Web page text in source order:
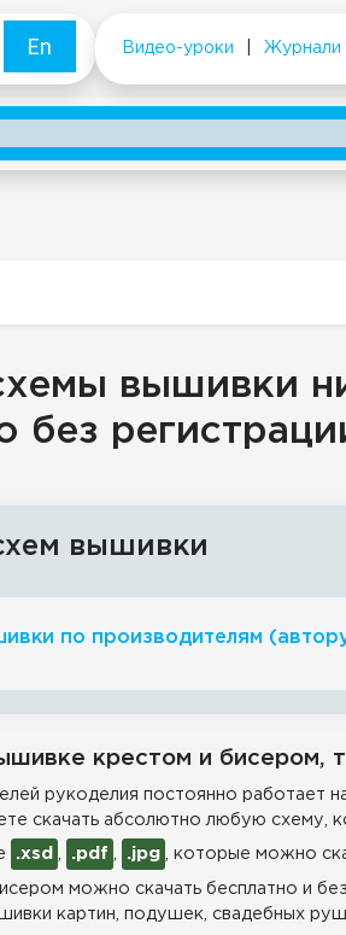
En Видео-уроки Журнали
вышивки
без
вышивки
по производителям
крестом и бисером,
рукоделия постоянно работает
скачать абсолютно любую схему,
.xsd .pdf .jpg , которые можно
можно скачать бесплатно и без
картин, подушек, свадебных